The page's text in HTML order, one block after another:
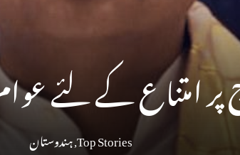
امتناع کے لئے
Top Stories
,ہندوستان